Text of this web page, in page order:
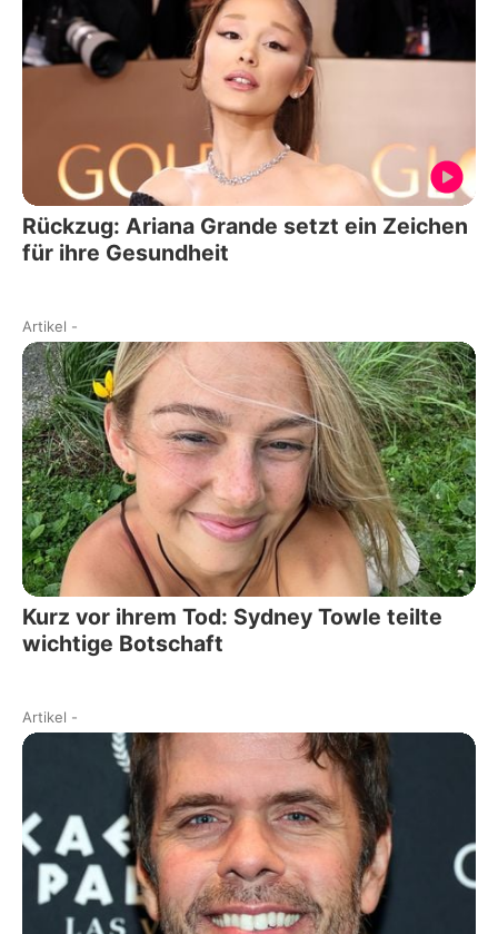
Rückzug: Ariana Grande setzt ein Zeichen
für ihre Gesundheit
Artikel -
Kurz vor ihrem Tod: Sydney Towle teilte
wichtige Botschaft
Artikel -